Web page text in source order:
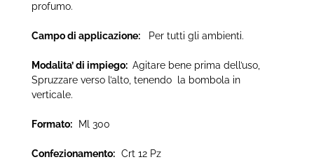
profumo.
Campo di applicazione: Per tutti gli ambienti.
Modalita’ di impiego: Agitare bene prima dell’uso,
Spruzzare verso l’alto, tenendo la bombola in
verticale.
Formato: Ml 300
Confezionamento: Crt 12 Pz